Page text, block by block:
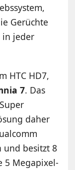
Gerüchte
in jeder
HTC HD7,
7. Das
daher
und besitzt 8
5 Megapixel-